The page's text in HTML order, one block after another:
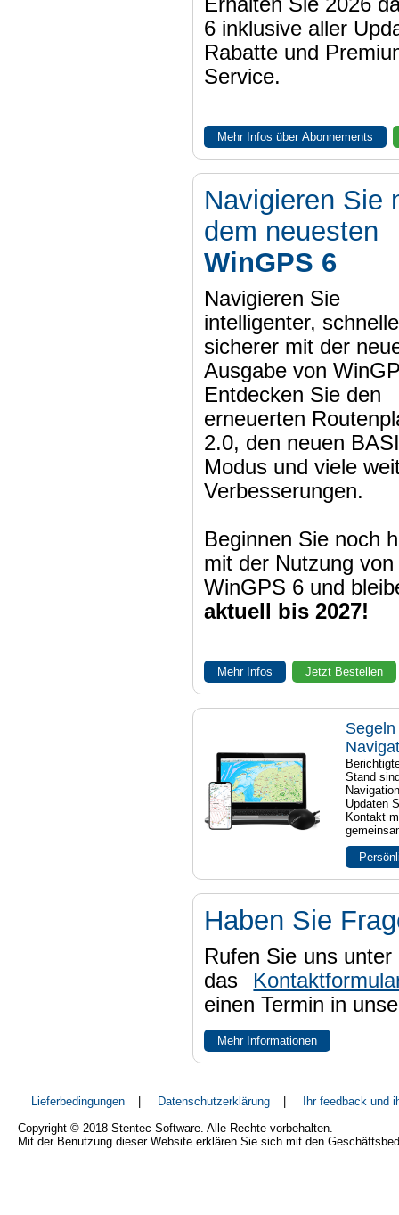
Erhalten Sie 2026
6 inklusive aller
Rabatte und
Service.
Mehr Infos über Abonnements
Navigieren Sie
dem neuesten
WinGPS 6
Navigieren Sie
intelligenter,
sicherer mit der
Ausgabe von
Entdecken Sie den
erneuerten
2.0, den neuen
Modus und viele
Verbesserungen.
Beginnen Sie noch
mit der Nutzung von
WinGPS 6 und
aktuell bis 2027!
Mehr Infos Jetzt Bestellen
Stand
Updaten
Kontakt
Haben Sie
Rufen Sie uns
das
einen Termin in
Mehr Informationen
Lieferbedingungen | Datenschutzerklärung |
Ihr feedback und
Copyright © 2018 Stentec Software. Alle Rechte vorbehalten.
Mit der Benutzung dieser Website erklären Sie sich mit den